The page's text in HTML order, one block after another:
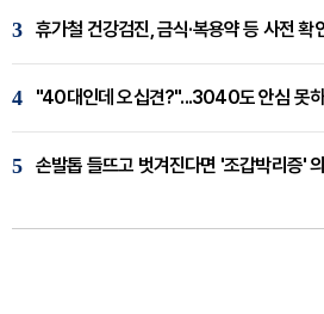
3 휴가철 건강검진, 금식·복용약 등 사전
4 "40대인데 오십견?"...3040도 안심 못
5 손발톱 들뜨고 벗겨진다면 '조갑박리증'